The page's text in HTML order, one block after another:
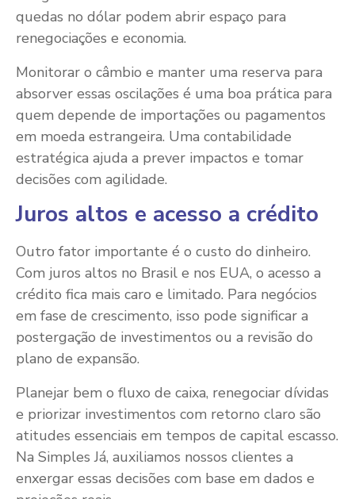
quedas no dólar podem abrir espaço para
renegociações e economia.
Monitorar o câmbio e manter uma reserva para
absorver essas oscilações é uma boa prática para
quem depende de importações ou pagamentos
em moeda estrangeira. Uma contabilidade
estratégica ajuda a prever impactos e tomar
decisões com agilidade.
Juros altos e acesso a crédito
Outro fator importante é o custo do dinheiro.
Com juros altos no Brasil e nos EUA, o acesso a
crédito fica mais caro e limitado. Para negócios
em fase de crescimento, isso pode significar a
postergação de investimentos ou a revisão do
plano de expansão.
Planejar bem o fluxo de caixa, renegociar dívidas
e priorizar investimentos com retorno claro são
atitudes essenciais em tempos de capital escasso.
Na Simples Já, auxiliamos nossos clientes a
enxergar essas decisões com base em dados e